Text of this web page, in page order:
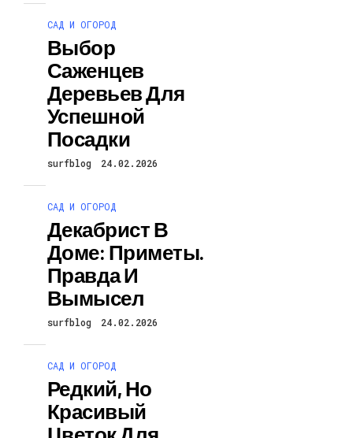
САД И ОГОРОД
Выбор
Саженцев
Деревьев Для
Успешной
Посадки
surfblog 24.02.2026
САД И ОГОРОД
Декабрист В
Доме: Приметы.
Правда И
Вымысел
surfblog 24.02.2026
САД И ОГОРОД
Редкий, Но
Красивый